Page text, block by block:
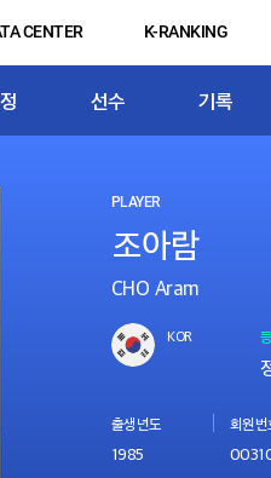
CENTER K-RANKING
선수 기록
PLAYER
CHO Aram
KOR
출생년도
1985
회원번